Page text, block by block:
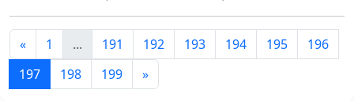
« 1 ... 191 192 193 194 195
196
197
198 199 »